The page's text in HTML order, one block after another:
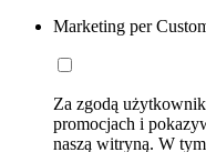
Marketing per
Za zgodą
promocjach i
naszą witryną. W